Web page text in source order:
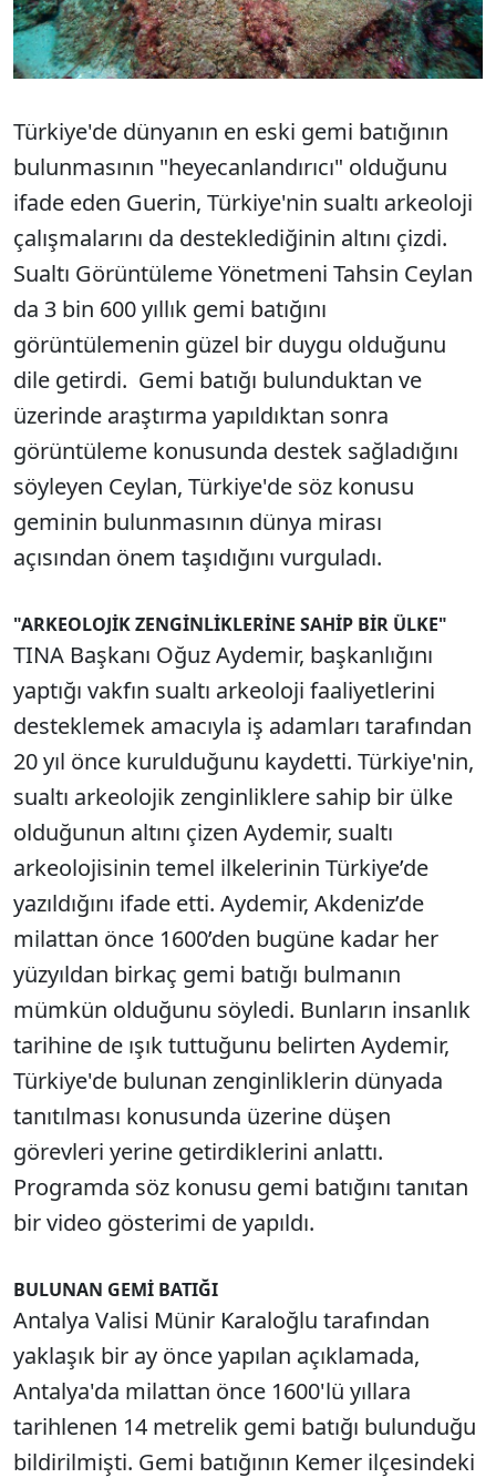
Türkiye'de dünyanın en eski gemi batığının
bulunmasının "heyecanlandırıcı" olduğunu
ifade eden Guerin, Türkiye'nin sualtı arkeoloji
çalışmalarını da desteklediğinin altını çizdi.
Sualtı Görüntüleme Yönetmeni Tahsin Ceylan
da 3 bin 600 yıllık gemi batığını
görüntülemenin güzel bir duygu olduğunu
dile getirdi. Gemi batığı bulunduktan ve
üzerinde araştırma yapıldıktan sonra
görüntüleme konusunda destek sağladığını
söyleyen Ceylan, Türkiye'de söz konusu
geminin bulunmasının dünya mirası
açısından önem taşıdığını vurguladı.
"ARKEOLOJİK ZENGİNLİKLERİNE SAHİP BİR ÜLKE"
TINA Başkanı Oğuz Aydemir, başkanlığını
yaptığı vakfın sualtı arkeoloji faaliyetlerini
desteklemek amacıyla iş adamları tarafından
20 yıl önce kurulduğunu kaydetti. Türkiye'nin,
sualtı arkeolojik zenginliklere sahip bir ülke
olduğunun altını çizen Aydemir, sualtı
arkeolojisinin temel ilkelerinin Türkiye’de
yazıldığını ifade etti. Aydemir, Akdeniz’de
milattan önce 1600’den bugüne kadar her
yüzyıldan birkaç gemi batığı bulmanın
mümkün olduğunu söyledi. Bunların insanlık
tarihine de ışık tuttuğunu belirten Aydemir,
Türkiye'de bulunan zenginliklerin dünyada
tanıtılması konusunda üzerine düşen
görevleri yerine getirdiklerini anlattı.
Programda söz konusu gemi batığını tanıtan
bir video gösterimi de yapıldı.
BULUNAN GEMİ BATIĞI
Antalya Valisi Münir Karaloğlu tarafından
yaklaşık bir ay önce yapılan açıklamada,
Antalya'da milattan önce 1600'lü yıllara
tarihlenen 14 metrelik gemi batığı bulunduğu
bildirilmişti. Gemi batığının Kemer ilçesindeki